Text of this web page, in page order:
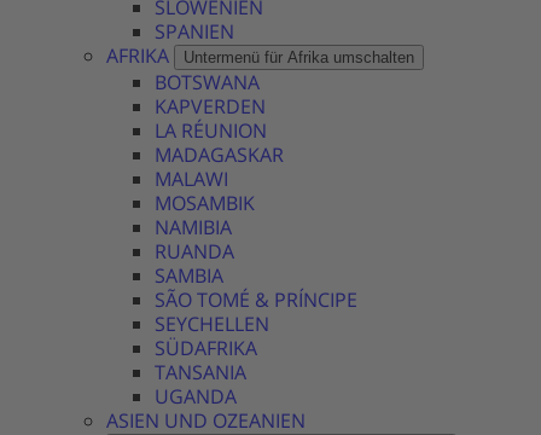
SLOWENIEN
SPANIEN
AFRIKA
Untermenü für Afrika umschalten
BOTSWANA
KAPVERDEN
LA RÉUNION
MADAGASKAR
MALAWI
MOSAMBIK
NAMIBIA
RUANDA
SAMBIA
SÃO TOMÉ & PRÍNCIPE
SEYCHELLEN
SÜDAFRIKA
TANSANIA
UGANDA
ASIEN UND OZEANIEN